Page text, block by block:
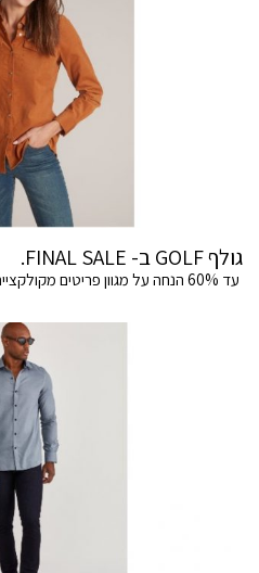
גולף GOLF ב- FINAL SALE.
עד 60% הנחה על מגוון פריטים מקולקציית החורף